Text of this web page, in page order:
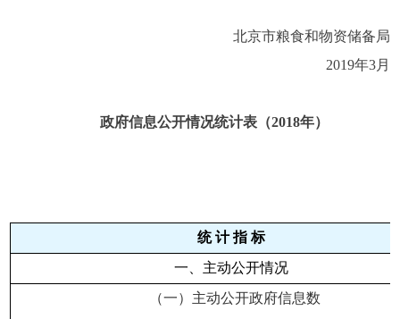
北京市粮食和物资储备局
2019年3月
政府信息公开情况统计表（2018年）
统 计 指 标
一、主动公开情况
（一）主动公开政府信息数